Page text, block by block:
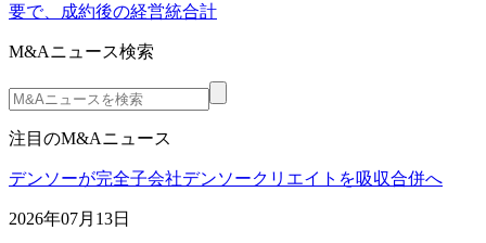
要で、成約後の経営統合計
M&Aニュース検索
注目のM&Aニュース
デンソーが完全子会社デンソークリエイトを吸収合併へ
2026年07月13日